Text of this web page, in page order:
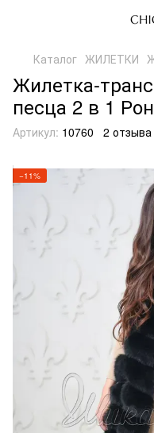
Каталог ЖИЛЕТКИ
Жилетка-
песца 2 в 1
Артикул: 10760 2 отзыва
−11%